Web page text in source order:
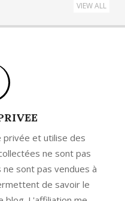
VIEW ALL
privée et utilise des
ne sont pas
sont pas vendues à
de savoir le